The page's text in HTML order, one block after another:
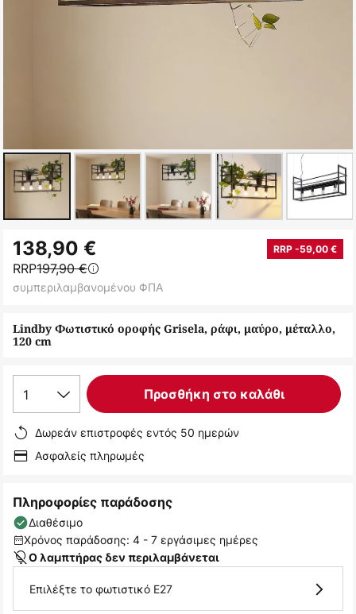
στην
αρχή
της
εικόνων
Lindby Φωτιστικό οροφής Grisela, ράφι, μαύρο, μέταλλο,
120 cm
138,90 € RRP -59,00 €
RRP197,90 €
συμπεριλαμβανομένου ΦΠΑ
1 Προσθήκη στο καλάθι
Δωρεάν επιστροφές εντός 50 ημερών
Ασφαλείς πληρωμές
Πληροφορίες παράδοσης
Διαθέσιμο
Χρόνος παράδοσης: 4 - 7 εργάσιμες ημέρες
Ο λαμπτήρας δεν περιλαμβάνεται
Επιλέξτε το φωτιστικό E27